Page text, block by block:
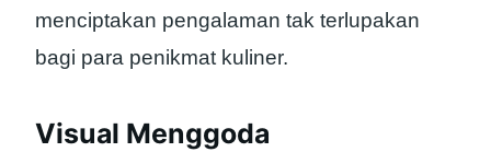
menciptakan pengalaman tak terlupakan
bagi para penikmat kuliner.
Visual Menggoda